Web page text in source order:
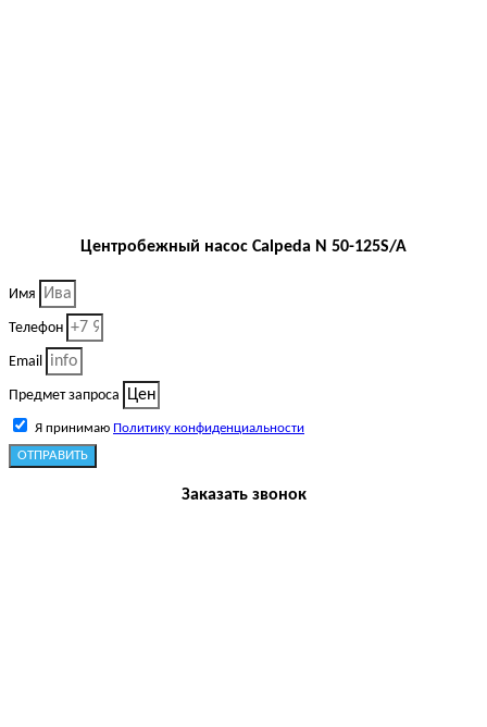
Центробежный насос Calpeda N 50-125S/A
Имя
Телефон
Email
Предмет запроса
Я принимаю Политику конфиденциальности
ОТПРАВИТЬ
Заказать звонок